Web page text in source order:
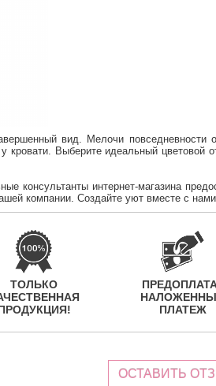
вид. Мелочи повседневности
кровати. Выберите идеальный цветовой
консультанты интернет-магазина
компании. Создайте уют вместе с
ТОЛЬКО
ПЛАТЕЖ
ОСТАВИТЬ